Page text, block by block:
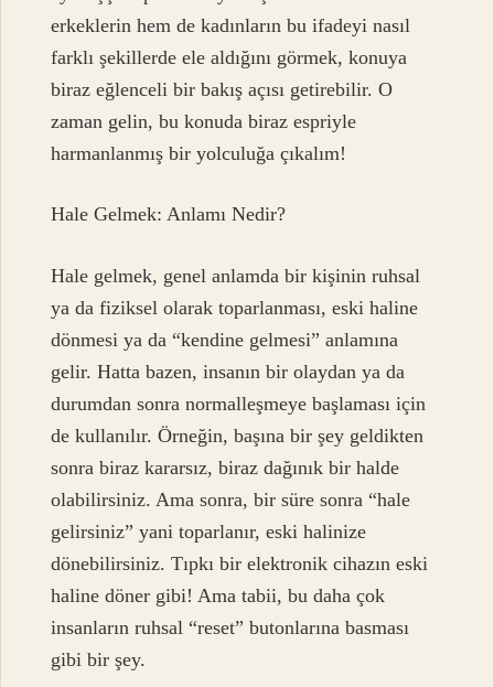
erkeklerin hem de kadınların bu ifadeyi nasıl
farklı şekillerde ele aldığını görmek, konuya
biraz eğlenceli bir bakış açısı getirebilir. O
zaman gelin, bu konuda biraz espriyle
harmanlanmış bir yolculuğa çıkalım!
Hale Gelmek: Anlamı Nedir?
Hale gelmek, genel anlamda bir kişinin ruhsal
ya da fiziksel olarak toparlanması, eski haline
dönmesi ya da “kendine gelmesi” anlamına
gelir. Hatta bazen, insanın bir olaydan ya da
durumdan sonra normalleşmeye başlaması için
de kullanılır. Örneğin, başına bir şey geldikten
sonra biraz kararsız, biraz dağınık bir halde
olabilirsiniz. Ama sonra, bir süre sonra “hale
gelirsiniz” yani toparlanır, eski halinize
dönebilirsiniz. Tıpkı bir elektronik cihazın eski
haline döner gibi! Ama tabii, bu daha çok
insanların ruhsal “reset” butonlarına basması
gibi bir şey.